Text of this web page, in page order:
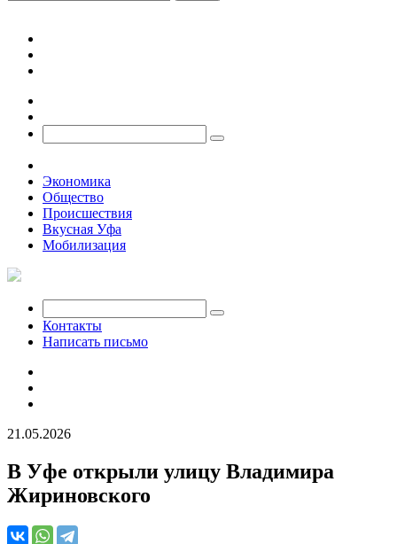
Экономика
Общество
Происшествия
Вкусная Уфа
Мобилизация
Контакты
Написать письмо
21.05.2026
В Уфе открыли улицу Владимира
Жириновского